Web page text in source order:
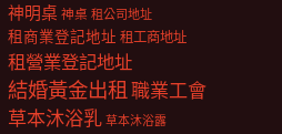
神明桌 神桌 租公司地址
租商業登記地址 租工商地址
租營業登記地址
結婚黃金出租職業工會
草本沐浴乳 草本沐浴露